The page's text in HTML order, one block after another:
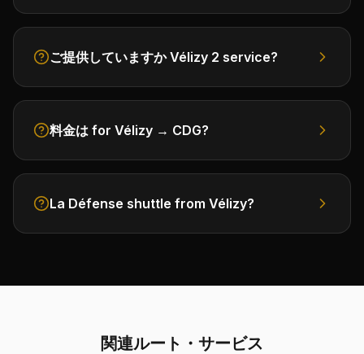
ご提供していますか Vélizy 2 service?
料金は for Vélizy → CDG?
La Défense shuttle from Vélizy?
関連ルート・サービス